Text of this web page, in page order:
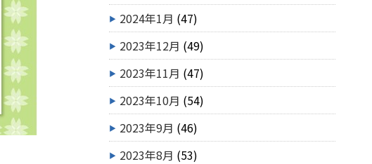
2024年1月 (47)
2023年12月 (49)
2023年11月 (47)
2023年10月 (54)
2023年9月 (46)
2023年8月 (53)